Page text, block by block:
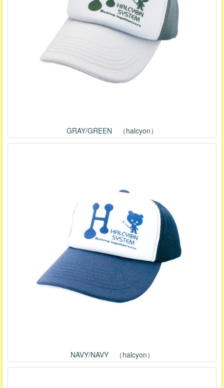
GRAY/GREEN （halcyon）
NAVY/NAVY （halcyon）